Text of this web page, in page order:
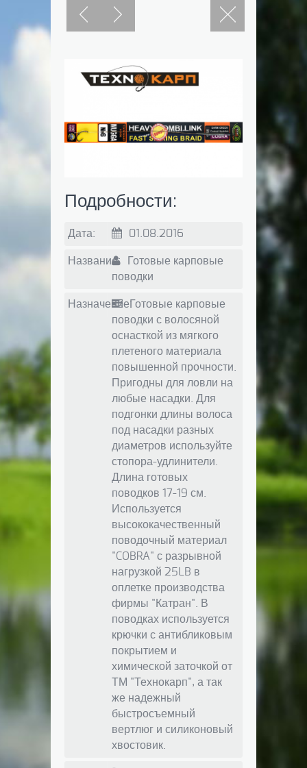
Подробности:
Дата: 01.08.2016
Название:
Готовые карповые
поводки
Назначение:Готовые карповые
поводки с волосяной
оснасткой из мягкого
плетеного материала
повышенной прочности.
Пригодны для ловли на
любые насадки. Для
подгонки длины волоса
под насадки разных
диаметров используйте
стопора-удлинители.
Длина готовых
поводков 17-19 см.
Используется
высококачественный
поводочный материал
"COBRA" с разрывной
нагрузкой 25LB в
оплетке производства
фирмы "Катран". В
поводках используется
крючки с антибликовым
покрытием и
химической заточкой от
ТМ "Технокарп", а так
же надежный
быстросъемный
вертлюг и силиконовый
хвостовик.